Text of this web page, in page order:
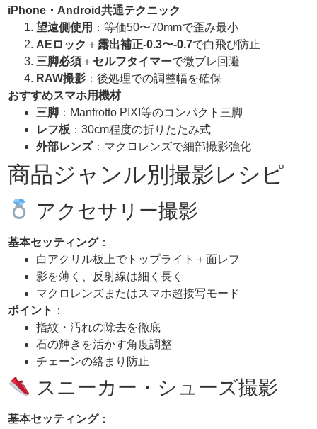
iPhone ・ Android共通テクニック
望遠側使用 ：等価50〜70mmで歪み最小
AE ロック ＋ 露出補正-0.3〜-0.7で白飛び防止
三脚必須 ＋ セルフタイマーで微ブレ回避
RAW撮影 ：後処理での調整幅を確保
おすすめスマホ用機材
三脚 ：Manfrotto PIXI等のコンパクト三脚
レフ板 ：30cm程度の折りたたみ式
外部レンズ：マクロレンズで細部撮影強化
商品ジャンル別撮影レシピ
アクセサリー撮影
基本セッティング：
白アクリル板上でトップライト＋面レフ
影を薄く、反射線は細く長く
マクロレンズまたはスマホ超接写モード
ポイント ：
指紋・汚れの除去を徹底
石の輝きを活かす角度調整
チェーンの絡まり防止
スニーカー・シューズ撮影
基本セッティング：